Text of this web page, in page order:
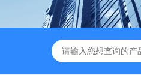
钢结构防火涂料测厚仪